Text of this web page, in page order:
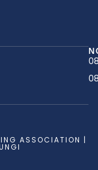
ASSOCIATION |